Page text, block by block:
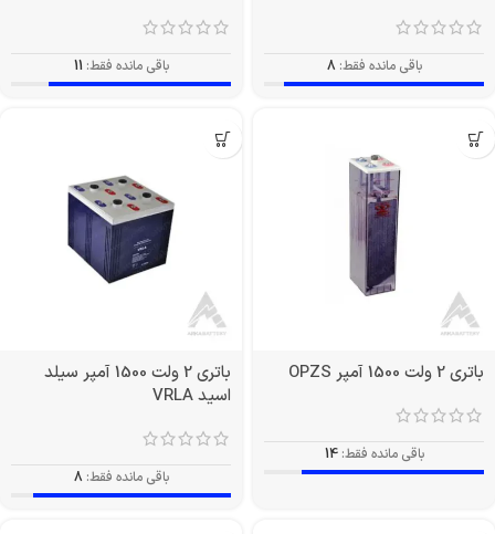
باقی مانده فقط: 8 باقی مانده فقط: 11
باتری 2 ولت 1500 آمپر OPZS
باقی مانده فقط: 14
باتری 2 ولت 1500 آمپر سیلد
اسید VRLA
باقی مانده فقط: 8